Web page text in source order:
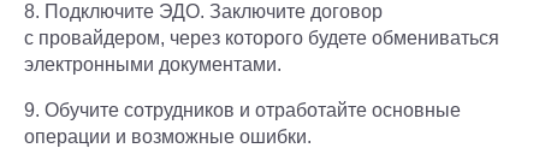
8. Подключите ЭДО. Заключите договор
с провайдером, через которого будете обмениваться
электронными документами.
9. Обучите сотрудников и отработайте основные
операции и возможные ошибки.